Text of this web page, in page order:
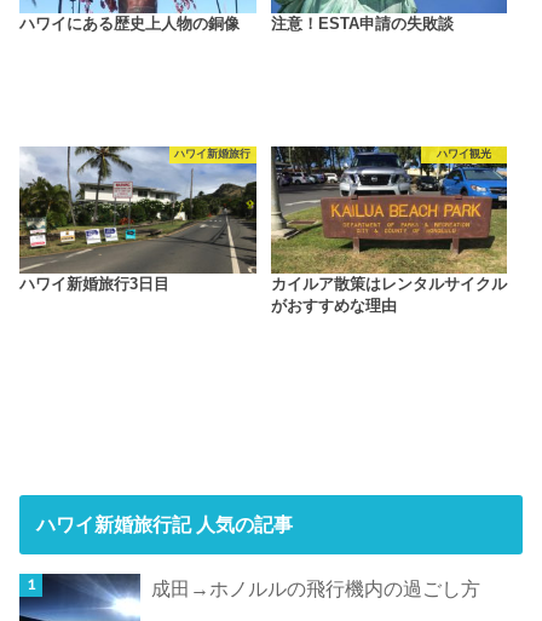
ハワイにある歴史上人物の銅像 注意！ESTA申請の失敗談
ハワイ新婚旅行
ハワイ新婚旅行3日目
ハワイ観光
カイルア散策はレンタルサイクル
がおすすめな理由
ハワイ新婚旅行記 人気の記事
成田→ホノルルの飛行機内の過ごし方